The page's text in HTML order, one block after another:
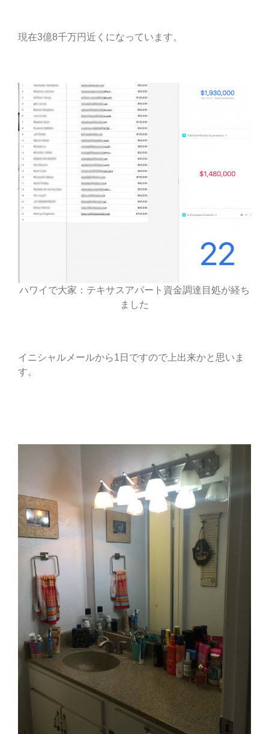
現在3億8千万円近くになっています。
ハワイで大家：テキサスアパート資金調達目処が経ち
ました
イニシャルメールから1日ですので上出来かと思いま
す。